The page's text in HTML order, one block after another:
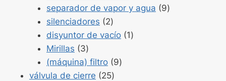
15
separador de vapor y agua 9Productos
silenciadores 2Productos
2
disyuntor de vacío 1Producto
Mirillas 3Productos
3
(máquina) filtro 9Productos
válvula de cierre 25Productos